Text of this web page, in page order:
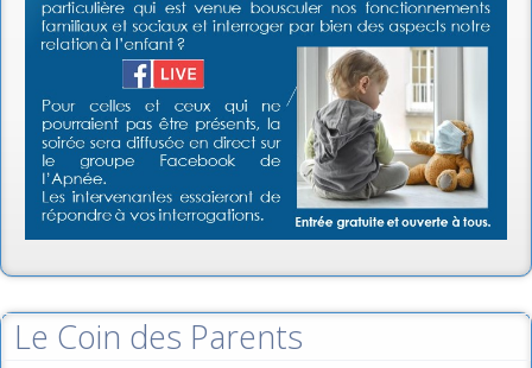
Le Coin des Parents